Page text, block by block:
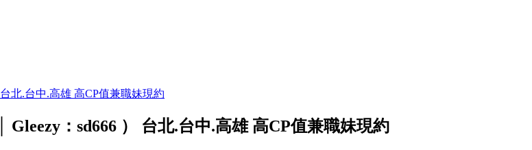
北.台中.高雄 高CP值兼職妹現約
：sd666 ） 台北.台中.高雄 高CP值兼職妹現約